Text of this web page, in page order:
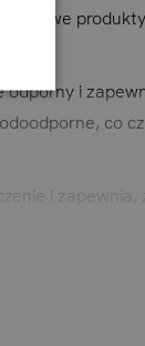
i
co
i zapewnia,
i zewnętrznym
stylowo